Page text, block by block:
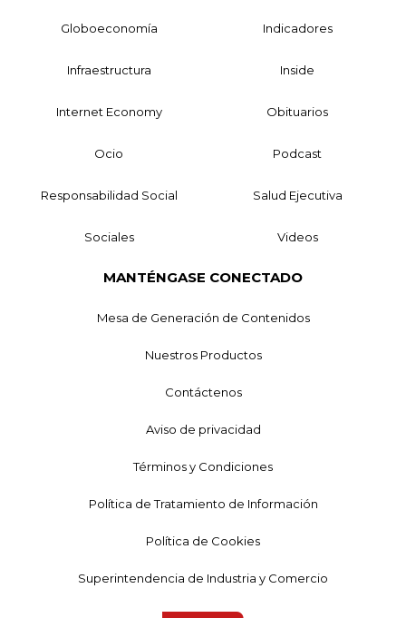
Globoeconomía Indicadores
Infraestructura Inside
Internet Economy Obituarios
Ocio Podcast
Responsabilidad Social Salud Ejecutiva
Sociales Videos
MANTÉNGASE CONECTADO
Mesa de Generación de Contenidos
Nuestros Productos
Contáctenos
Aviso de privacidad
Términos y Condiciones
Política de Tratamiento de Información
Política de Cookies
Superintendencia de Industria y Comercio